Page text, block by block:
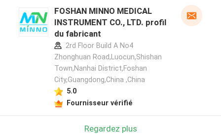
FOSHAN MINNO MEDICAL
INSTRUMENT CO., LTD. profil
du fabricant
2rd Floor Build A No4
Zhonghuan Road,Luocun,Shishan
Town,Nanhai District,Foshan
City,Guangdong,China ,China
5.0
Fournisseur vérifié
Regardez plus